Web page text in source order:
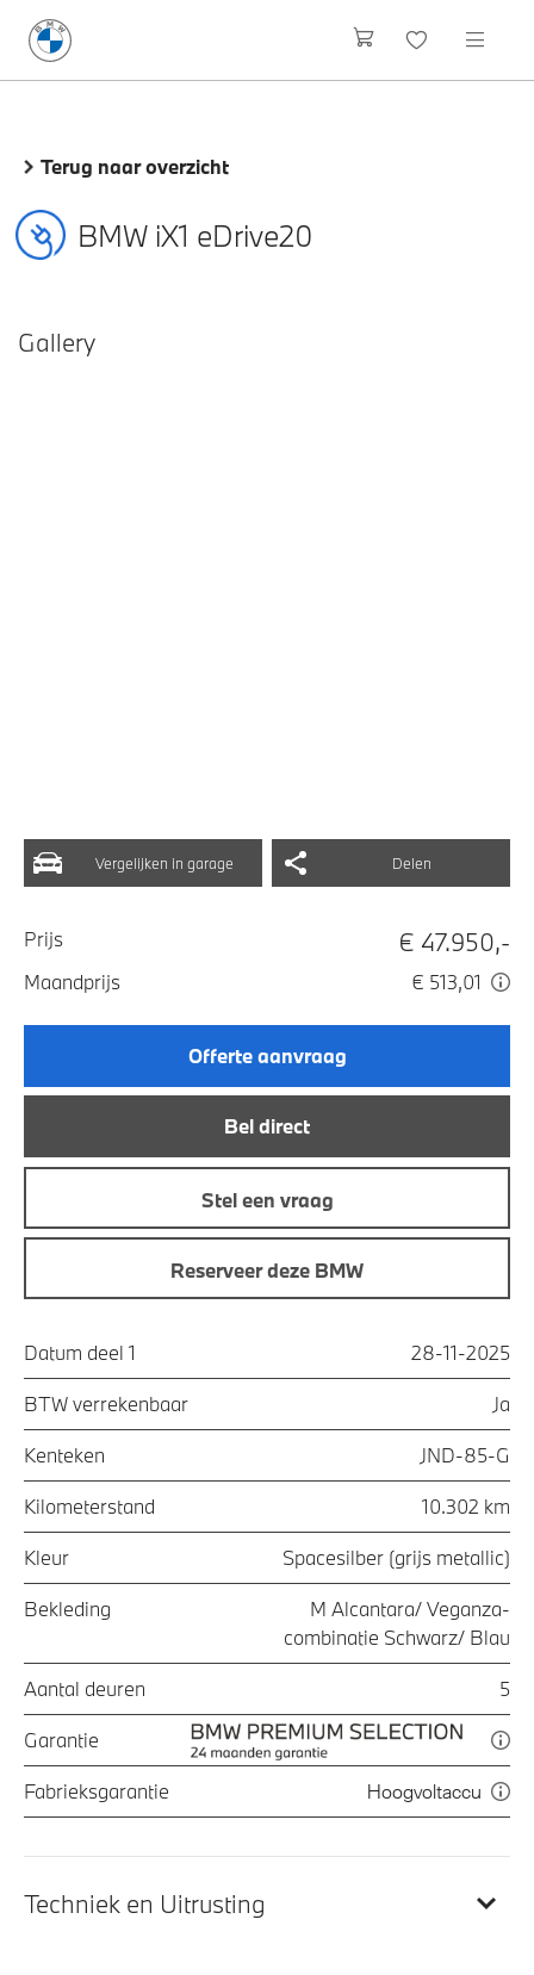
Terug naar overzicht
BMW iX1 eDrive20
Vergelijken in garage Delen
Prijs € 47.950,-
Maandprijs € 513,01
Offerte aanvraag
Bel direct
Stel een vraag
Reserveer deze BMW
Datum deel 1 28-11-2025
BTW verrekenbaar Ja
Kenteken JND-85-G
Kilometerstand 10.302 km
Kleur Spacesilber (grijs metallic)
Bekleding
M Alcantara/ Veganza-
combinatie Schwarz/ Blau
Aantal deuren 5
Garantie
Fabrieksgarantie Hoogvoltaccu
Gallery
Techniek en Uitrusting